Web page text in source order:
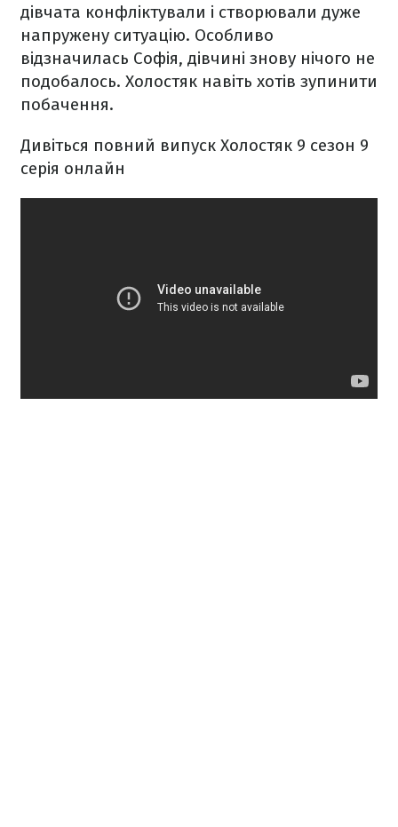
дівчата конфліктували і створювали дуже
напружену ситуацію. Особливо
відзначилась Софія, дівчині знову нічого не
подобалось. Холостяк навіть хотів зупинити
побачення.
Дивіться повний випуск Холостяк 9 сезон 9
серія онлайн